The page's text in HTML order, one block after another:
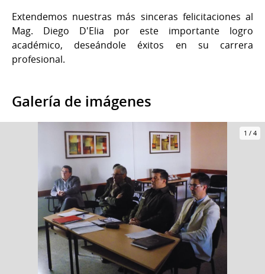
Extendemos nuestras más sinceras felicitaciones al
Mag. Diego D'Elia por este importante logro
académico, deseándole éxitos en su carrera
profesional.
Galería de imágenes
1 / 4